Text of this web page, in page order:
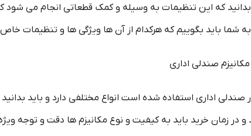
بدانید که این تنظیمات به وسیله و کمک قطعاتی انجام می شود
شما باید بگوییم که هرکدام از آن ها ویژگی ها و تنظیمات خاص
صندلی اداری
صندلی اداری استفاده شده است انواع مختلفی دارد و باید
و در زمان خرید باید به کیفیت و نوع مکانیزم ها دقت و توجه